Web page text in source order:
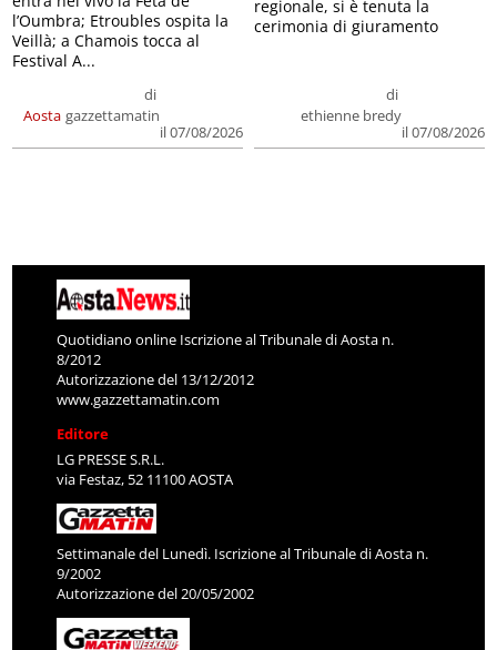
Aosta
di
gazzettamatin
il 07/08/2026
l’Oumbra; Etroubles ospita la
Veillà; a Chamois tocca al
Festival A...
di
ethienne bredy
il 07/08/2026
regionale, si è tenuta la
cerimonia di giuramento
Quotidiano online Iscrizione al Tribunale di Aosta n.
8/2012
Autorizzazione del 13/12/2012
www.gazzettamatin.com
Editore
LG PRESSE S.R.L.
via Festaz, 52 11100 AOSTA
Settimanale del Lunedì. Iscrizione al Tribunale di Aosta n.
9/2002
Autorizzazione del 20/05/2002